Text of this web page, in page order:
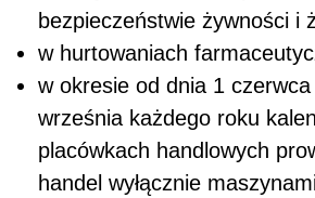
bezpieczeństwie żywności i
w hurtowaniach
w okresie od dnia 1
września każdego roku
placówkach handlowych
handel wyłącznie